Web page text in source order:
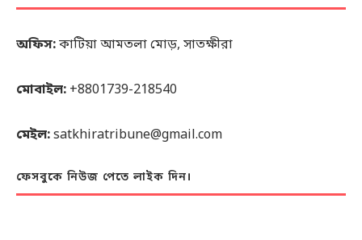
অফিস:কাটিয়া আমতলা মোড়, সাতক্ষীরা
মোবাইল: +8801739-218540
মেইল:satkhiratribune@gmail.com
ফেসবুকে নিউজ পেতে লাইক দিন।